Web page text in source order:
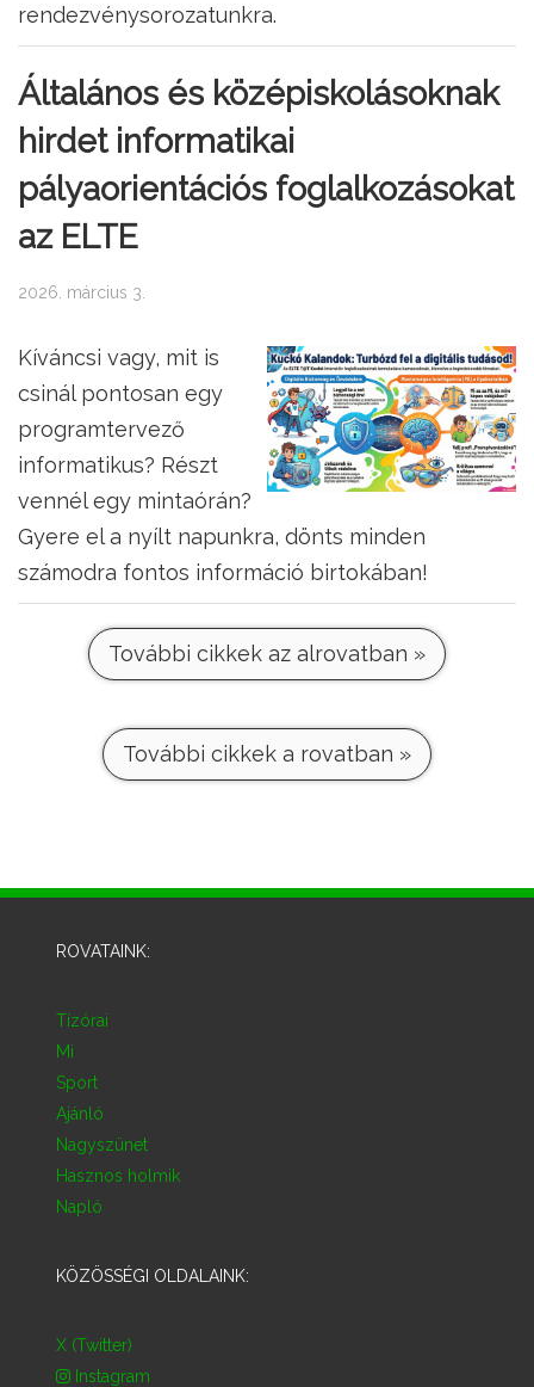
rendezvénysorozatunkra.
Általános és középiskolásoknak
hirdet informatikai
pályaorientációs foglalkozásokat
az ELTE
2026. március 3.
Kíváncsi vagy, mit is
csinál pontosan egy
programtervező
informatikus? Részt
vennél egy mintaórán?
Gyere el a nyílt napunkra, dönts minden
számodra fontos információ birtokában!
További cikkek az alrovatban »
További cikkek a rovatban »
ROVATAINK:
Tízórai
Mi
Sport
Ajánló
Nagyszünet
Hasznos holmik
Napló
KÖZÖSSÉGI OLDALAINK:
X (Twitter)
Instagram